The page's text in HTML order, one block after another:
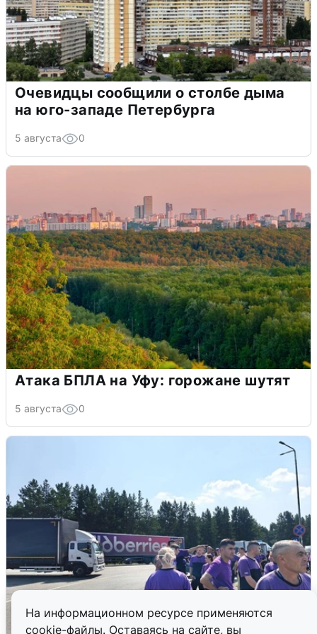
На информационном ресурсе применяются
cookie-файлы. Оставаясь на сайте, вы
Очевидцы сообщили о столбе дыма
на юго-западе Петербурга
5 августа 0
Атака БПЛА на Уфу: горожане шутят
5 августа 0